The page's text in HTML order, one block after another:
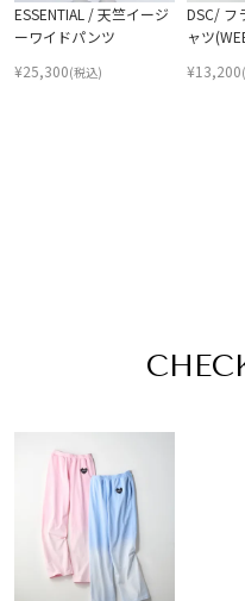
ESSENTIAL / 天竺イージ
ーワイドパンツ
¥25,300(税込)
DSC/ フ
ャツ
¥13,200